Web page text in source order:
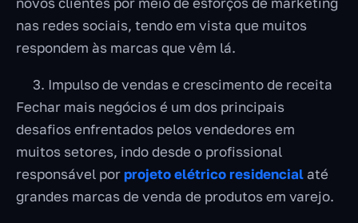
nas redes sociais, tendo em vista que muitos
respondem às marcas que vêm lá.
Impulso de vendas e crescimento de receita
Fechar mais negócios é um dos principais
desafios enfrentados pelos vendedores em
muitos setores, indo desde o profissional
responsável porprojeto elétrico residencial até
grandes marcas de venda de produtos em varejo.